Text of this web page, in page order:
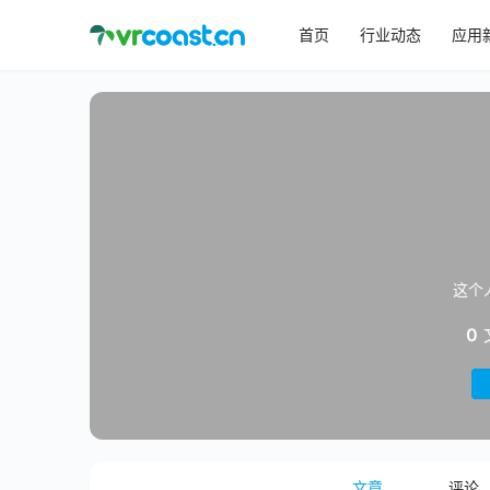
首页 行业动态 应用
这个
0